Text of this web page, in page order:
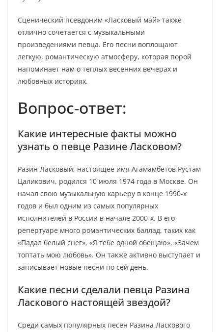
Сценический псевдоним «Ласковый май» также
отлично сочетается с музыкальными
произведениями певца. Его песни воплощают
легкую, романтическую атмосферу, которая порой
напоминает нам о теплых весенних вечерах и
любовных историях.
Вопрос-ответ:
Какие интересные факты можно
узнать о певце Разине Ласковом?
Разин Ласковый, настоящее имя Агамамбетов Рустам
Цаликович, родился 10 июля 1974 года в Москве. Он
начал свою музыкальную карьеру в конце 1990-х
годов и был одним из самых популярных
исполнителей в России в начале 2000-х. В его
репертуаре много романтических баллад, таких как
«Падал белый снег», «Я тебе одной обещаю», «Зачем
топтать мою любовь». Он также активно выступает и
записывает новые песни по сей день.
Какие песни сделали певца Разина
Ласкового настоящей звездой?
Среди самых популярных песен Разина Ласкового